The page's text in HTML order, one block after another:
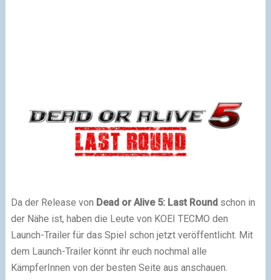
Da der Release von Dead or Alive 5: Last Roundschon in
der Nähe ist, haben die Leute von KOEI TECMO den
Launch-Trailer für das Spiel schon jetzt veröffentlicht. Mit
dem Launch-Trailer könnt ihr euch nochmal alle
KämpferInnen von der besten Seite aus anschauen.